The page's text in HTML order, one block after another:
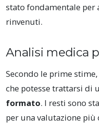
stato fondamentale per
rinvenuti.
Analisi medica
Secondo le prime
che potesse trattarsi di
formato. I resti sono
per una valutazione